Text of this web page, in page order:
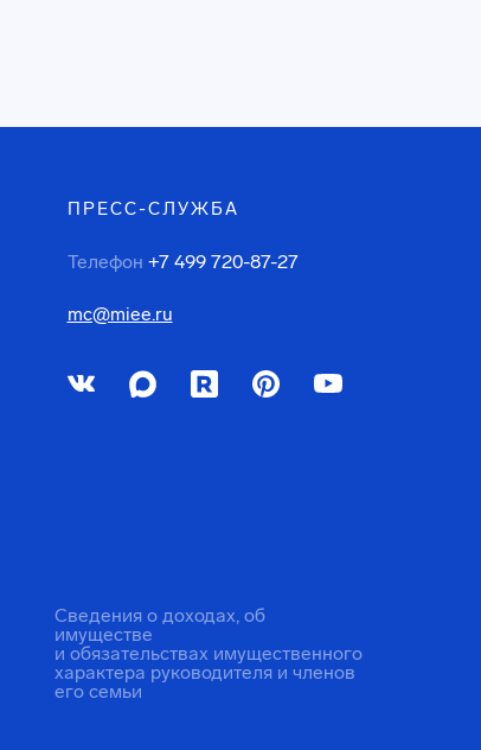
ПРЕСС-СЛУЖБА
Телефон +7 499 720-87-27
mc@miee.ru
Сведения о доходах, об
имуществе
и обязательствах имущественного
характера руководителя и членов
его семьи